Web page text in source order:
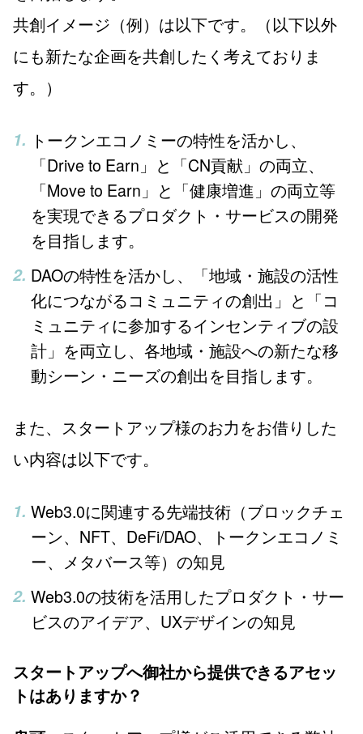
共創イメージ（例）は以下です。（以下以外
にも新たな企画を共創したく考えておりま
す。）
トークンエコノミーの特性を活かし、
「Drive to Earn」と「CN貢献」の両立、
「Move to Earn」と「健康増進」の両立等
を実現できるプロダクト・サービスの開発
を目指します。
DAOの特性を活かし、「地域・施設の活性
化につながるコミュニティの創出」と「コ
ミュニティに参加するインセンティブの設
計」を両立し、各地域・施設への新たな移
動シーン・ニーズの創出を目指します。
また、スタートアップ様のお力をお借りした
い内容は以下です。
Web3.0に関連する先端技術（ブロックチェ
ーン、NFT、DeFi/DAO、トークンエコノミ
ー、メタバース等）の知見
Web3.0の技術を活用したプロダクト・サー
ビスのアイデア、UXデザインの知見
スタートアップへ御社から提供できるアセッ
トはありますか？